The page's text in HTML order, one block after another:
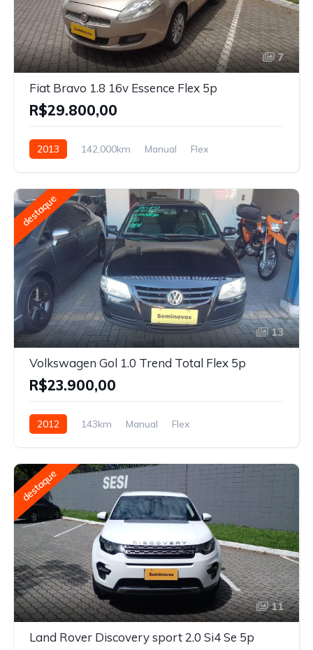
7
Fiat Bravo 1.8 16v Essence Flex 5p
R$29.800,00
2013 142,000km Manual Flex
destaque
13
Volkswagen Gol 1.0 Trend Total Flex 5p
R$23.900,00
2012 143km Manual Flex
destaque
11
Land Rover Discovery sport 2.0 Si4 Se 5p